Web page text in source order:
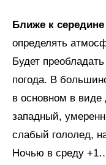
Ближе к
определять
Будет
погода. В
в основном в виде
западный,
слабый гололед,
Ночью в среду